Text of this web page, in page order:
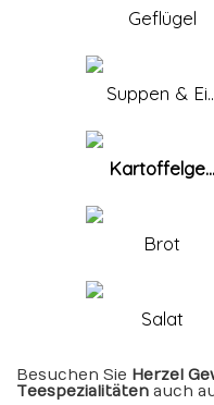
Geflügel
Suppen &
Kartoffelge...
Brot
Salat
Besuchen Sie Herzel
Teespezialitäten auch